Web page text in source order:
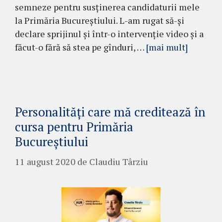
semneze pentru susținerea candidaturii mele
la Primăria Bucureștiului. L-am rugat să-și
declare sprijinul și într-o intervenție video și a
făcut-o fără să stea pe gînduri, … [mai mult]
Personalități care mă creditează în
cursa pentru Primăria
Bucureștiului
11 august 2020 de Claudiu Târziu